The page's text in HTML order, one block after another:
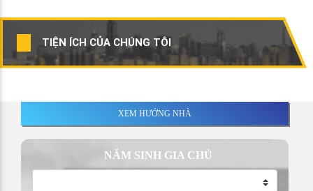
TIỆN ÍCH CỦA CHÚNG TÔI
XEM HƯỚNG NHÀ
NĂM SINH GIA CHỦ